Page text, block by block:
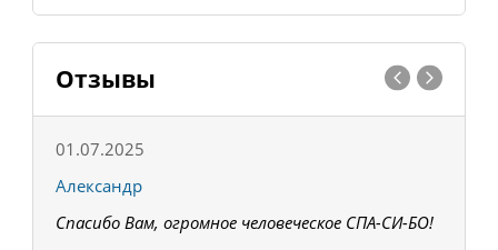
Отзывы
01.07.2025
Александр
Спасибо Вам, огромное человеческое СПА-СИ-БО!